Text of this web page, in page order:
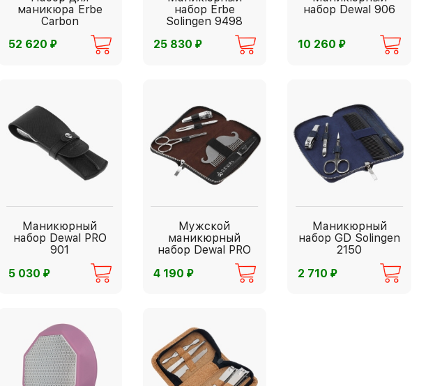
маникюра Erbe
Carbon
52 620 ⃏
набор Erbe
Solingen 9498
25 830 ⃏
набор Dewal 906
10 260⃏
Маникюрный
набор Dewal PRO
901
5 030 ⃏
Мужской
маникюрный
набор Dewal PRO
4 190 ⃏
Маникюрный
набор GD Solingen
2150
2 710⃏